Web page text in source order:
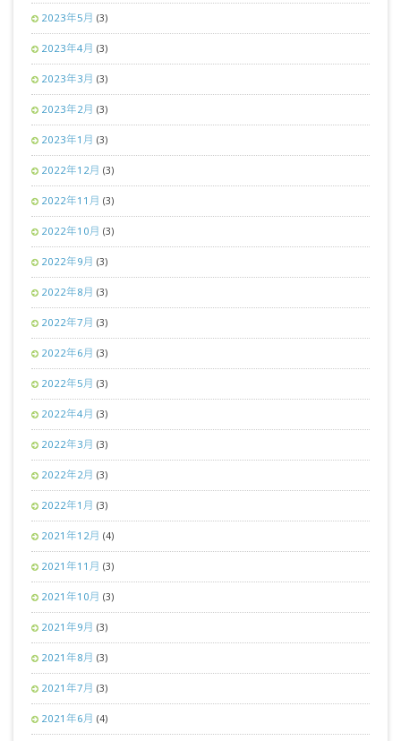
2023年5月 (3)
2023年4月 (3)
2023年3月 (3)
2023年2月 (3)
2023年1月 (3)
2022年12月 (3)
2022年11月 (3)
2022年10月 (3)
2022年9月 (3)
2022年8月 (3)
2022年7月 (3)
2022年6月 (3)
2022年5月 (3)
2022年4月 (3)
2022年3月 (3)
2022年2月 (3)
2022年1月 (3)
2021年12月 (4)
2021年11月 (3)
2021年10月 (3)
2021年9月 (3)
2021年8月 (3)
2021年7月 (3)
2021年6月 (4)